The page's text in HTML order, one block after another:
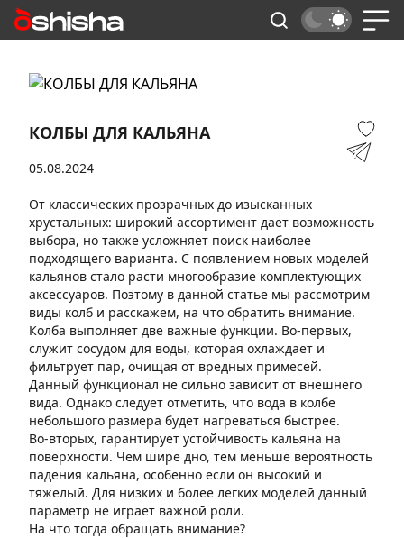
КОЛБЫ ДЛЯ КАЛЬЯНА
05.08.2024
От классических прозрачных до изысканных
хрустальных: широкий ассортимент дает возможность
выбора, но также усложняет поиск наиболее
подходящего варианта. С появлением новых моделей
кальянов стало расти многообразие комплектующих
аксессуаров. Поэтому в данной статье мы рассмотрим
виды колб и расскажем, на что обратить внимание.
Колба выполняет две важные функции. Во-первых,
служит сосудом для воды, которая охлаждает и
фильтрует пар, очищая от вредных примесей.
Данный функционал не сильно зависит от внешнего
вида. Однако следует отметить, что вода в колбе
небольшого размера будет нагреваться быстрее.
Во-вторых, гарантирует устойчивость кальяна на
поверхности. Чем шире дно, тем меньше вероятность
падения кальяна, особенно если он высокий и
тяжелый. Для низких и более легких моделей данный
параметр не играет важной роли.
На что тогда обращать внимание?